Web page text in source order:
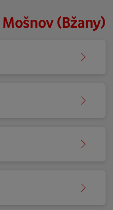
Mošnov (Bžany)